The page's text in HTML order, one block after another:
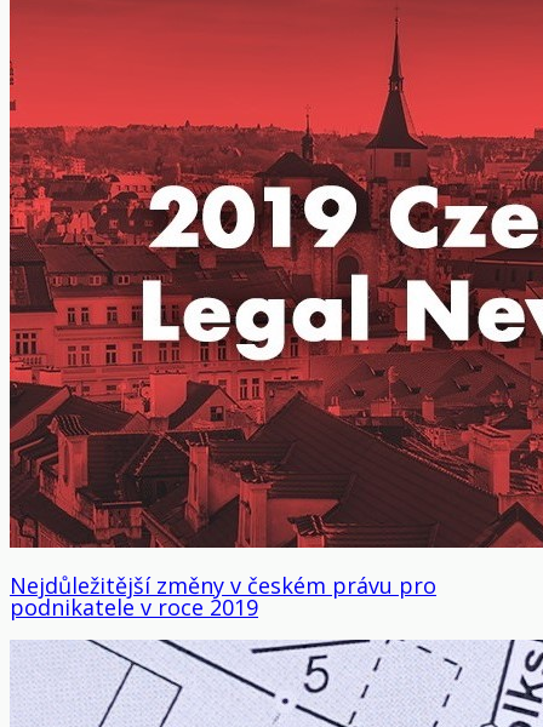
Nejdůležitější změny v českém právu pro
podnikatele v roce 2019